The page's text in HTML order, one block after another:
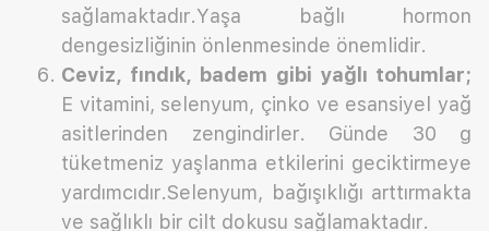
sağlamaktadır.Yaşa bağlı hormon
dengesizliğinin önlenmesinde önemlidir.
Ceviz, fındık, badem gibi yağlı tohumlar;
E vitamini, selenyum, çinko ve esansiyel yağ
asitlerinden zengindirler. Günde 30 g
tüketmeniz yaşlanma etkilerini geciktirmeye
yardımcıdır.Selenyum, bağışıklığı arttırmakta
ve sağlıklı bir cilt dokusu sağlamaktadır.